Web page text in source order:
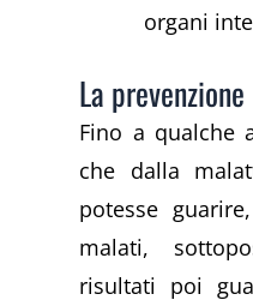
organi
La prevenzione
Fino a qualche
che dalla
potesse
malati,
risultati poi